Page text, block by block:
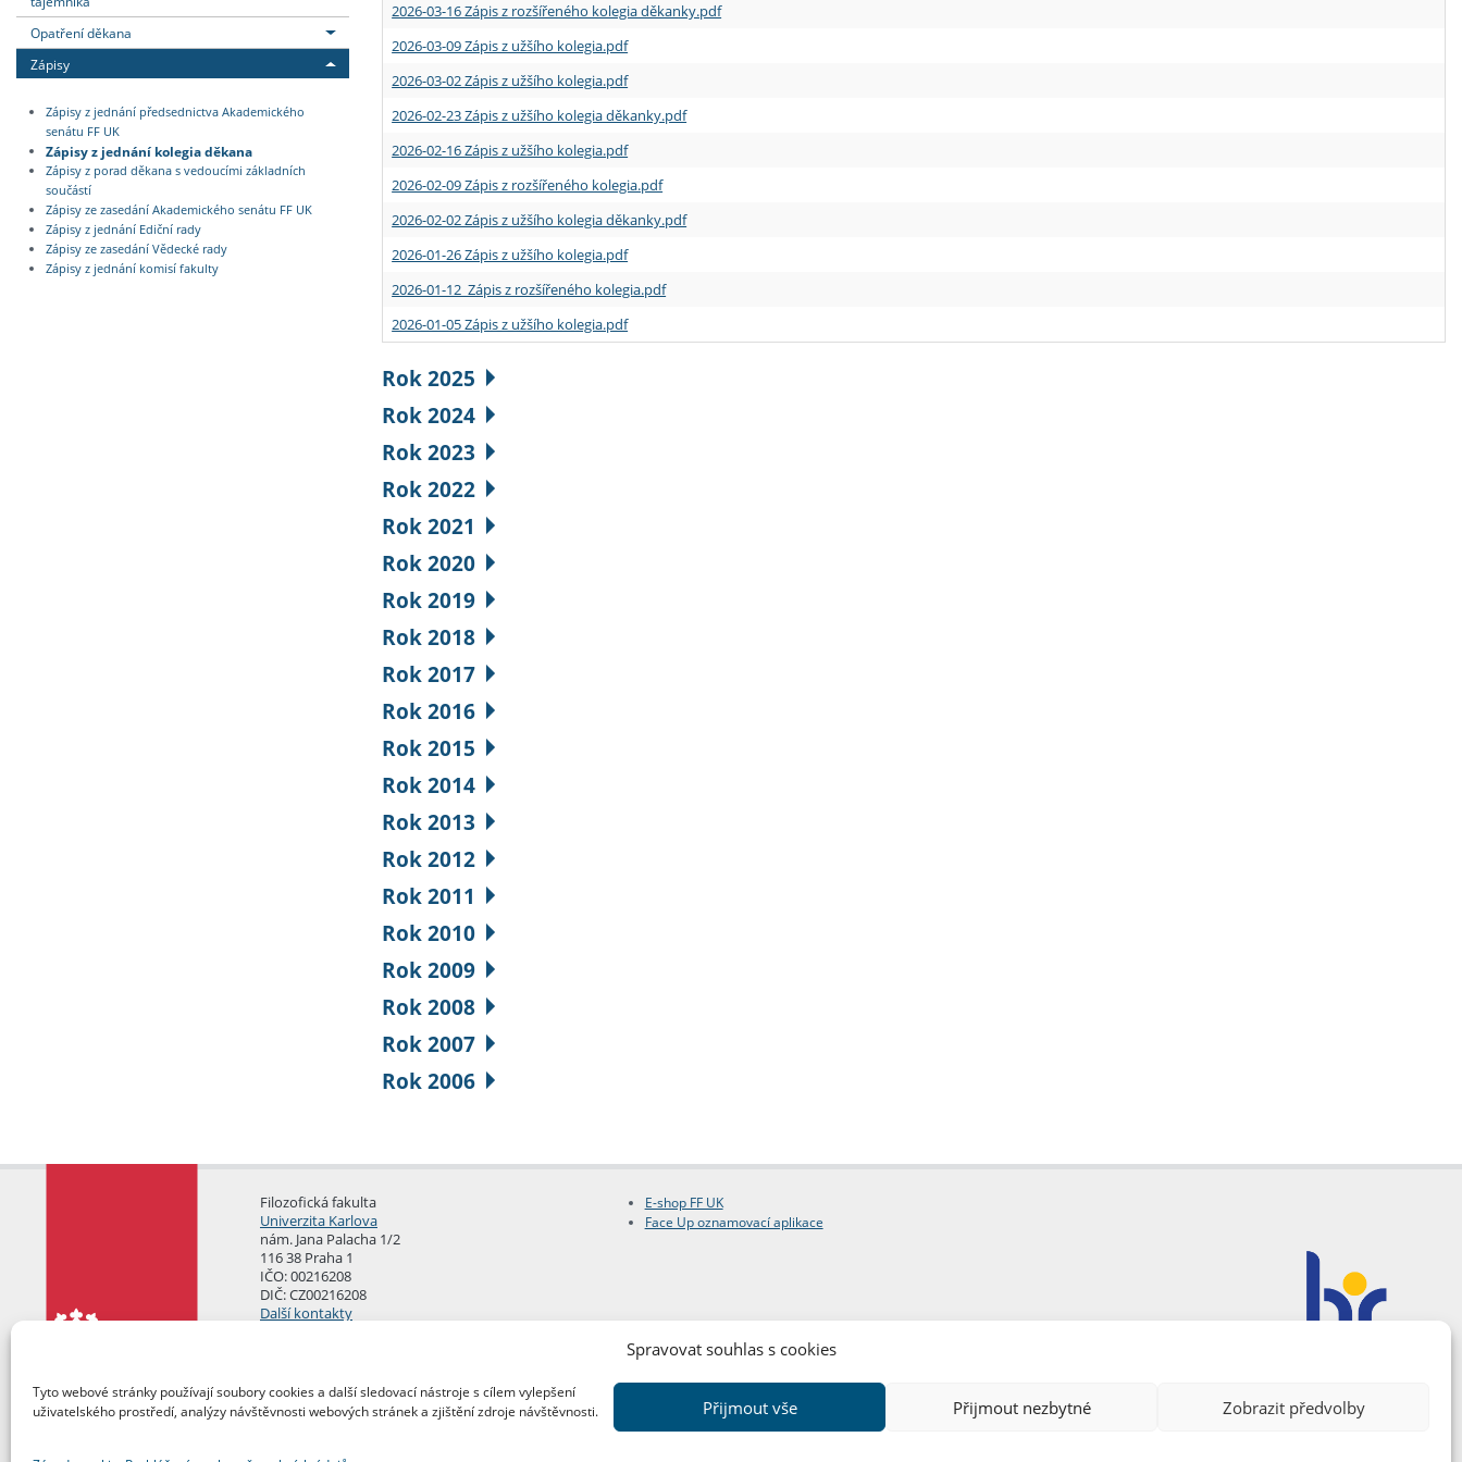
Spravovat souhlas s cookies
Tyto webové stránky používají soubory cookies a další sledovací nástroje s cílem vylepšení
uživatelského prostředí, analýzy návštěvnosti webových stránek a zjištění zdroje návštěvnosti.
Přijmout vše Přijmout nezbytné Zobrazit předvolby
Opatření děkana
Zápisy
Zápisy z jednání předsednictva Akademického
senátu FF UK
Zápisy z jednání kolegia děkana
Zápisy z porad děkana s vedoucími základních
součástí
Zápisy ze zasedání Akademického senátu FF UK
Zápisy z jednání Ediční rady
Zápisy ze zasedání Vědecké rady
Zápisy z jednání komisí fakulty
2026-03-16 Zápis z rozšířeného kolegia děkanky.pdf
2026-03-09 Zápis z užšího kolegia.pdf
2026-03-02 Zápis z užšího kolegia.pdf
2026-02-23 Zápis z užšího kolegia děkanky.pdf
2026-02-16 Zápis z užšího kolegia.pdf
2026-02-09 Zápis z rozšířeného kolegia.pdf
2026-02-02 Zápis z užšího kolegia děkanky.pdf
2026-01-26 Zápis z užšího kolegia.pdf
2026-01-12 Zápis z rozšířeného kolegia.pdf
2026-01-05 Zápis z užšího kolegia.pdf
Rok 2025
Rok 2024
Rok 2023
Rok 2022
Rok 2021
Rok 2020
Rok 2019
Rok 2018
Rok 2017
Rok 2016
Rok 2015
Rok 2014
Rok 2013
Rok 2012
Rok 2011
Rok 2010
Rok 2009
Rok 2008
Rok 2007
Rok 2006
Filozofická fakulta
Univerzita Karlova
nám. Jana Palacha 1/2
116 38 Praha 1
IČO: 00216208
DIČ: CZ00216208
Další kontakty
E-shop FF UK
Face Up oznamovací aplikace